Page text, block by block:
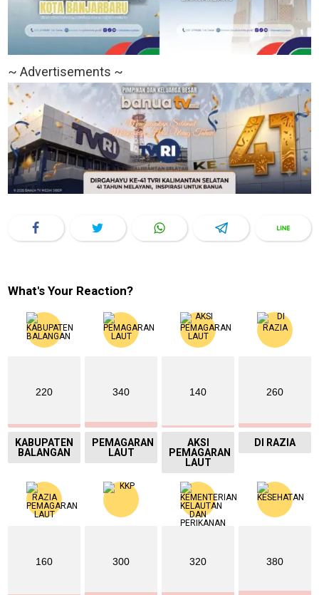
~ Advertisements ~
What's Your Reaction?
220
KABUPATEN
BALANGAN
340
PEMAGARAN
LAUT
140
AKSI
PEMAGARAN
LAUT
260
DI RAZIA
160 300 320 380